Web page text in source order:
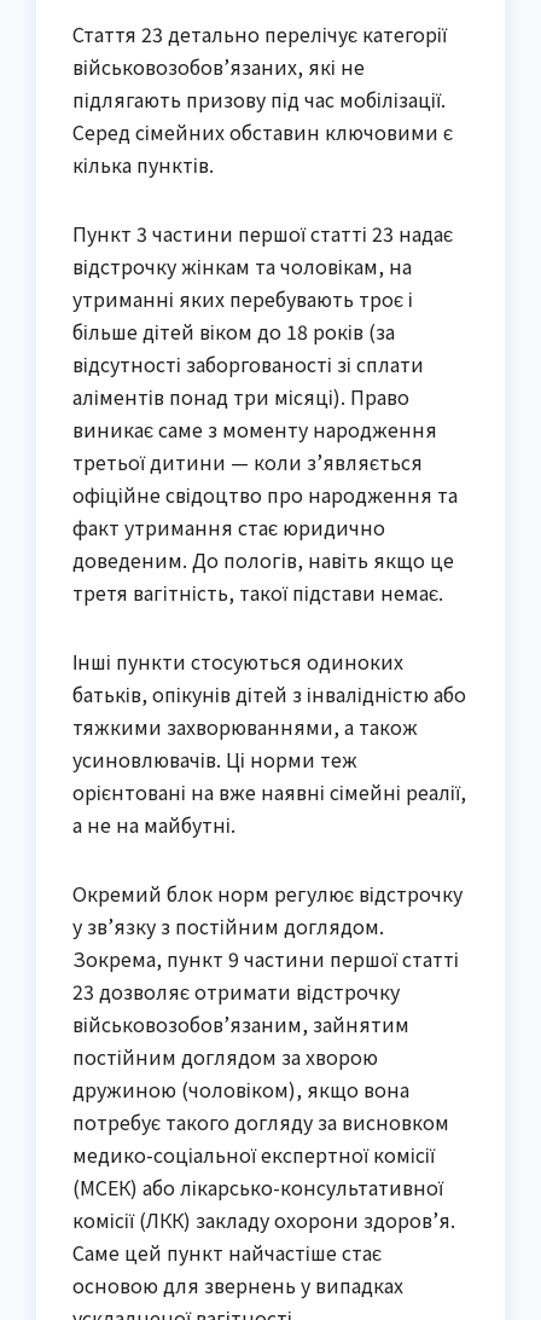
Стаття 23 детально перелічує категорії
військовозобов’язаних, які не
підлягають призову під час мобілізації.
Серед сімейних обставин ключовими є
кілька пунктів.
Пункт 3 частини першої статті 23 надає
відстрочку жінкам та чоловікам, на
утриманні яких перебувають троє і
більше дітей віком до 18 років (за
відсутності заборгованості зі сплати
аліментів понад три місяці). Право
виникає саме з моменту народження
третьої дитини — коли з’являється
офіційне свідоцтво про народження та
факт утримання стає юридично
доведеним. До пологів, навіть якщо це
третя вагітність, такої підстави немає.
Інші пункти стосуються одиноких
батьків, опікунів дітей з інвалідністю або
тяжкими захворюваннями, а також
усиновлювачів. Ці норми теж
орієнтовані на вже наявні сімейні реалії,
а не на майбутні.
Окремий блок норм регулює відстрочку
у зв’язку з постійним доглядом.
Зокрема, пункт 9 частини першої статті
23 дозволяє отримати відстрочку
військовозобов’язаним, зайнятим
постійним доглядом за хворою
дружиною (чоловіком), якщо вона
потребує такого догляду за висновком
медико-соціальної експертної комісії
(МСЕК) або лікарсько-консультативної
комісії (ЛКК) закладу охорони здоров’я.
Саме цей пункт найчастіше стає
основою для звернень у випадках